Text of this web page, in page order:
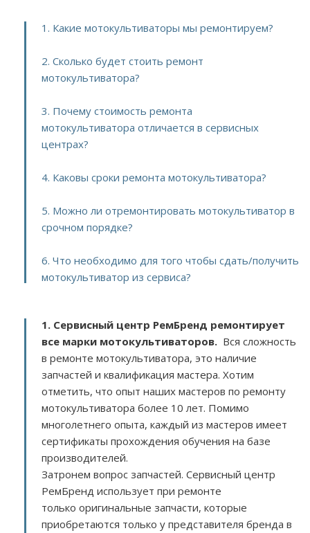
1. Какие мотокультиваторы мы ремонтируем?
2. Сколько будет стоить ремонт
мотокультиватора?
3. Почему стоимость ремонта
мотокультиватора отличается в сервисных
центрах?
4. Каковы сроки ремонта мотокультиватора?
5. Можно ли отремонтировать мотокультиватор в
срочном порядке?
6. Что необходимо для того чтобы сдать/получить
мотокультиватор из сервиса?
1. Сервисный центр РемБренд ремонтирует
все марки мотокультиваторов. Вся сложность
в ремонте мотокультиватора, это наличие
запчастей и квалификация мастера. Хотим
отметить, что опыт наших мастеров по ремонту
мотокультиватора более 10 лет. Помимо
многолетнего опыта, каждый из мастеров имеет
сертификаты прохождения обучения на базе
производителей.
Затронем вопрос запчастей. Сервисный центр
РемБренд использует при ремонте
только оригинальные запчасти, которые
приобретаются только у представителя бренда в